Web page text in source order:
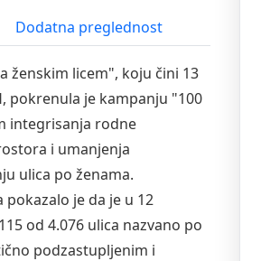
Dodatna preglednost
ženskim licem", koju čini 13
pokrenula je kampanju "100
integrisanja rodne
i umanjenja
ulica po ženama.
je da je u 12
od 4.076 ulica nazvano po
podzastupljenim i